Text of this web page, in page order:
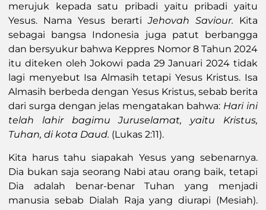
merujuk kepada satu pribadi yaitu pribadi yaitu
Yesus. Nama Yesus berartiJehovah Saviour. Kita
sebagai bangsa Indonesia juga patut berbangga
dan bersyukur bahwa Keppres Nomor 8 Tahun 2024
itu diteken oleh Jokowi pada 29 Januari 2024 tidak
lagi menyebut Isa Almasih tetapi Yesus Kristus. Isa
Almasih berbeda dengan Yesus Kristus, sebab berita
dari surga dengan jelas mengatakan bahwa: Hari ini
telah lahir bagimu Juruselamat, yaitu Kristus,
Tuhan, di kota Daud. (Lukas 2:11).
Kita harus tahu siapakah Yesus yang sebenarnya.
Dia bukan saja seorang Nabi atau orang baik, tetapi
Dia adalah benar-benar Tuhan yang menjadi
manusia sebab Dialah Raja yang diurapi (Mesiah).